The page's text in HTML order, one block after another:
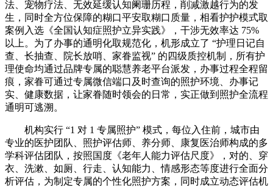
法、宠物疗法、无效延缓认知阑珊历程，削减激越行为的发
生，同时全方位保障的糊口平安取糊口质量，相看护护模式取
案例入选《全国认知症照护立异实践》，干涉无效率达 75%
以上。为了办事的通明化取规范化，机形成立了 “护理日记自
查、长抽查、院长放哨、家眷监视” 的四级质控机制，所有护
理使命均通过品牌专属的聪慧养老平台派发，办事过程全程留
痕，家眷可通过专属微信端口及时查询的照护环境、办事记
实、健康数据，让家眷随时领会的日常，实正做到照护全流程
通明可逃溯。
机构实行 “1 对 1 专属照护” 模式，每位入住前，城市由
专业的医护团队、照护评估师、养分师、康复医治师构成的多
学科评估团队，按照国度《老年人能力评估尺度》，对的、穿
衣、洗漱、如厕、行走、认知能力、情感形态等度进行全面分
析评估，为制定专属的个性化照护方案，同时成立动态评估机